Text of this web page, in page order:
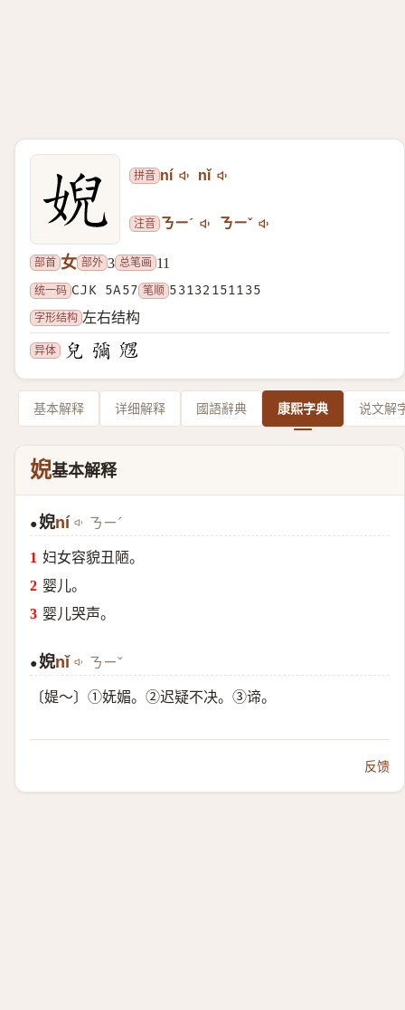
拼音 ní nǐ
注音 ㄋㄧˊ ㄋㄧˇ
部首 女 部外 3 总笔画 11
统一码 CJK 5A57 笔顺 53132151135
字形结构 左右结构
异体
基本解释 详细解释 國語辭典 康熙字典 说文解
婗基本解释
●婗ní ㄋㄧˊ
妇女容貌丑陋。
婴儿。
婴儿哭声。
●婗nǐ ㄋㄧˇ
〔媞～〕①妩媚。②迟疑不决。③谛。
反馈